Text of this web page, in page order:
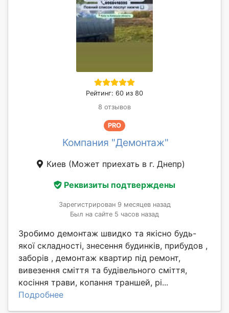
Рейтинг: 60 из 80
8 отзывов
PRO
Компания "Демонтаж"
Киев (Может приехать в г. Днепр)
Реквизиты подтверждены
Зарегистрирован 9 месяцев назад
Был на сайте 5 часов назад
Зробимо демонтаж швидко та якісно будь-
якої складності, знесення будинків, прибудов ,
заборів , демонтаж квартир під ремонт,
вивезення сміття та будівельного сміття,
косіння трави, копання траншей, рі...
Подробнее